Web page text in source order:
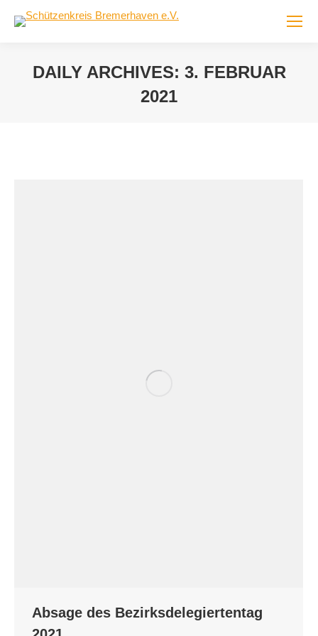
DAILY ARCHIVES: 3. FEBRUAR
2021
Absage des Bezirksdelegiertentag